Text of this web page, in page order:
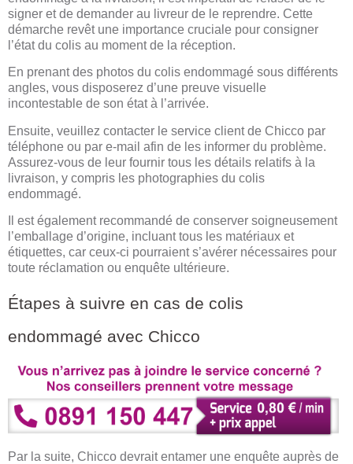
signer et de demander au livreur de le reprendre. Cette
démarche revêt une importance cruciale pour consigner
l’état du colis au moment de la réception.
En prenant des photos du colis endommagé sous différents
angles, vous disposerez d’une preuve visuelle
incontestable de son état à l’arrivée.
Ensuite, veuillez contacter le service client de Chicco par
téléphone ou par e-mail afin de les informer du problème.
Assurez-vous de leur fournir tous les détails relatifs à la
livraison, y compris les photographies du colis
endommagé.
Il est également recommandé de conserver soigneusement
l’emballage d’origine, incluant tous les matériaux et
étiquettes, car ceux-ci pourraient s’avérer nécessaires pour
toute réclamation ou enquête ultérieure.
Étapes à suivre en cas de colis
endommagé avec Chicco
Par la suite, Chicco devrait entamer une enquête auprès de